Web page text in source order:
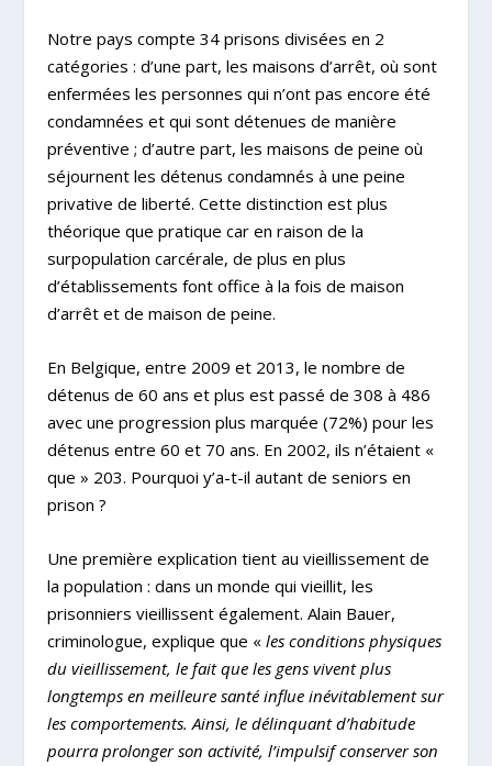
Notre pays compte 34 prisons divisées en 2
catégories : d’une part, les maisons d’arrêt, où sont
enfermées les personnes qui n’ont pas encore été
condamnées et qui sont détenues de manière
préventive ; d’autre part, les maisons de peine où
séjournent les détenus condamnés à une peine
privative de liberté. Cette distinction est plus
théorique que pratique car en raison de la
surpopulation carcérale, de plus en plus
d’établissements font office à la fois de maison
d’arrêt et de maison de peine.
En Belgique, entre 2009 et 2013, le nombre de
détenus de 60 ans et plus est passé de 308 à 486
avec une progression plus marquée (72%) pour les
détenus entre 60 et 70 ans. En 2002, ils n’étaient «
que » 203. Pourquoi y’a-t-il autant de seniors en
prison ?
Une première explication tient au vieillissement de
la population : dans un monde qui vieillit, les
prisonniers vieillissent également. Alain Bauer,
criminologue, explique que « les conditions physiques
du vieillissement, le fait que les gens vivent plus
longtemps en meilleure santé influe inévitablement sur
les comportements. Ainsi, le délinquant d’habitude
pourra prolonger son activité, l’impulsif conserver son